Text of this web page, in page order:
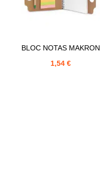
BLOC NOTAS MAKRON
1,54€